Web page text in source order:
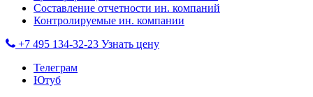
Составление отчетности ин. компаний
Контролируемые ин. компании
+7 495 134-32-23 Узнать цену
Телеграм
Ютуб